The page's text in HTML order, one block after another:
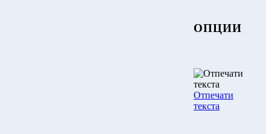
ОПЦИИ
Отпечати
текста